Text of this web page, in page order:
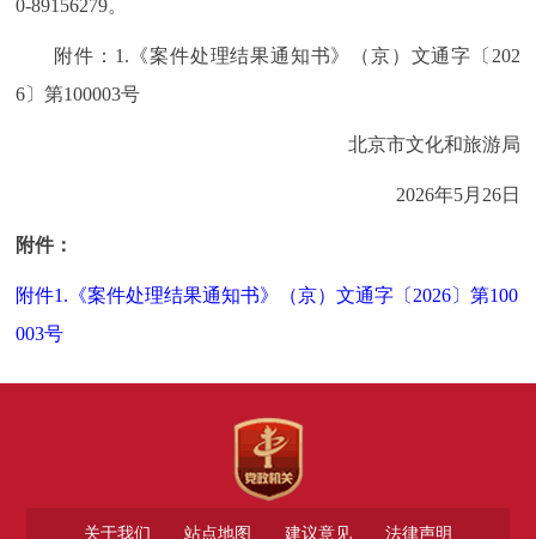
0-89156279。
附件：1.《案件处理结果通知书》（京）文通字〔202
6〕第100003号
北京市文化和旅游局
2026年5月26日
附件：
附件1.《案件处理结果通知书》（京）文通字〔2026〕第100
003号
关于我们 站点地图 建议意见 法律声明